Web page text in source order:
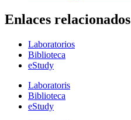
Enlaces relacionados
Laboratorios
Biblioteca
eStudy
Laboratoris
Biblioteca
eStudy